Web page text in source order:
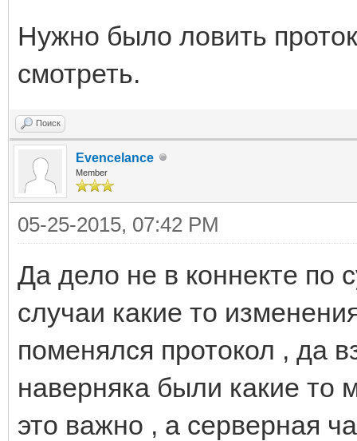
Нужно было ловить
смотреть.
Поиск
Evencelance
Member
05-25-2015, 07:42 PM
Да дело не в коннекте по
случаи какие то
поменялся протокол , да
наверняка были какие то
это важно , а серверная